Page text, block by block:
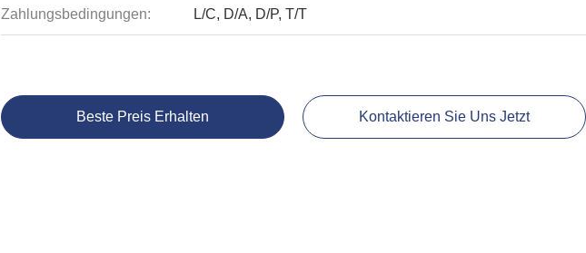
Zahlungsbedingungen: L/C, D/A, D/P, T/T
Beste Preis Erhalten Kontaktieren Sie Uns Jetzt